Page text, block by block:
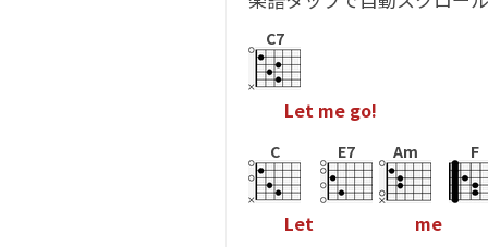
C7
Let me go!
C
Let
E7 Am
me
F